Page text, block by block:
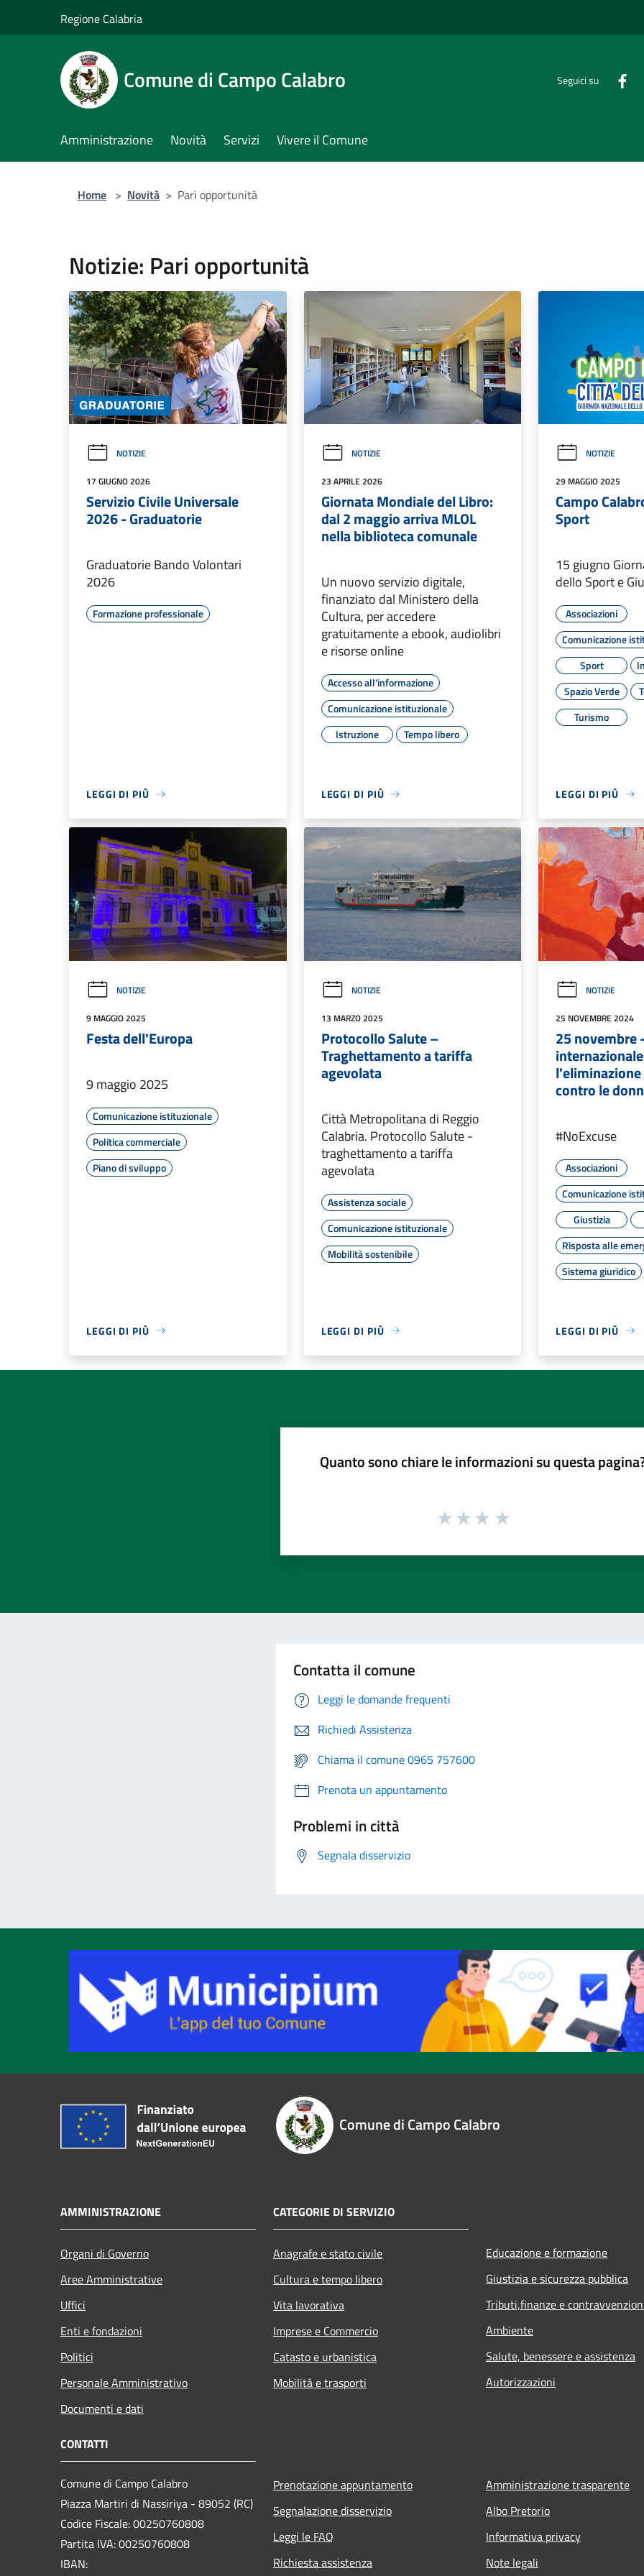
Regione Calabria
Comune di Campo Calabro Seguici su
Amministrazione Novità Servizi Vivere il Comune
Home > Novità > Pari opportunità
Notizie: Pari opportunità
NOTIZIE
17 GIUGNO 2026
Servizio Civile Universale
2026 - Graduatorie
Graduatorie Bando Volontari
2026
Formazione professionale
LEGGI DI PIÙ
NOTIZIE
23 APRILE 2026
Giornata Mondiale del Libro:
dal 2 maggio arriva MLOL
nella biblioteca comunale
Un nuovo servizio digitale,
finanziato dal Ministero della
Cultura, per accedere
gratuitamente a ebook, audiolibri
e risorse online
Accesso all'informazione
Comunicazione istituzionale
Istruzione
Tempo libero
LEGGI DI PIÙ
NOTIZIE
29 MAGGIO 2025
Campo
Sport
15 giugno
dello Sport e
Associazioni
Comunicazione
Sport
Spazio Verde
Turismo
LEGGI DI PIÙ
NOTIZIE
9 MAGGIO 2025
Festa dell'Europa
9 maggio 2025
Comunicazione istituzionale
Politica commerciale
Piano di sviluppo
LEGGI DI PIÙ
NOTIZIE
13 MARZO 2025
Protocollo Salute –
Traghettamento a tariffa
agevolata
Città Metropolitana di Reggio
Calabria. Protocollo Salute -
traghettamento a tariffa
agevolata
Assistenza sociale
Comunicazione istituzionale
Mobilità sostenibile
LEGGI DI PIÙ
NOTIZIE
25 NOVEMBRE 2024
25 novembre
contro le
#NoExcuse
Associazioni
Comunicazione
Giustizia
Risposta alle
Sistema giuridico
LEGGI DI PIÙ
Quanto sono chiare le informazioni su questa
Contatta il comune
Leggi le domande frequenti
Richiedi Assistenza
Chiama il comune 0965 757600
Prenota un appuntamento
Problemi in città
Segnala disservizio
Comune di Campo Calabro
AMMINISTRAZIONE
Organi di Governo
Aree Amministrative
Uffici
Enti e fondazioni
Politici
Personale Amministrativo
Documenti e dati
CATEGORIE DI SERVIZIO
Anagrafe e stato civile
Cultura e tempo libero
Vita lavorativa
Imprese e Commercio
Catasto e urbanistica
Mobilità e trasporti
Educazione e formazione
Giustizia e sicurezza pubblica
Tributi,finanze e
Ambiente
Salute, benessere e assistenza
Autorizzazioni
CONTATTI
Comune di Campo Calabro
Piazza Martiri di Nassiriya - 89052 (RC)
Codice Fiscale: 00250760808
Partita IVA: 00250760808
IBAN:
Prenotazione appuntamento
Segnalazione disservizio
Leggi le FAQ
Richiesta assistenza
Amministrazione trasparente
Albo Pretorio
Informativa privacy
Note legali